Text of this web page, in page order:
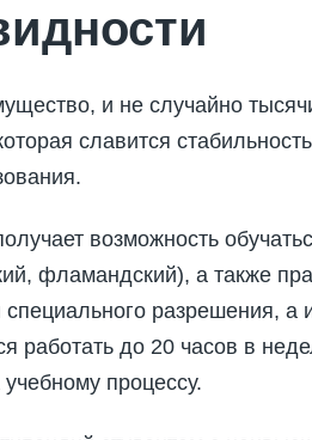
и не случайно
славится
возможность
фламандский), а также
разрешения, а
работать до 20 часов в
процессу.